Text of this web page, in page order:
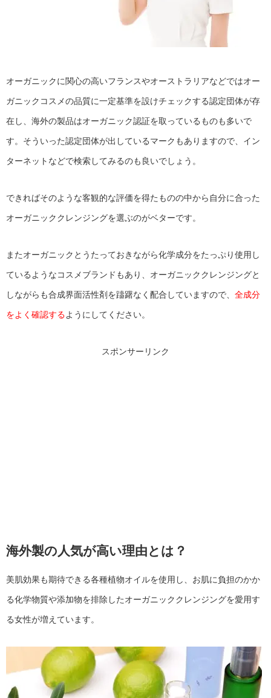
オーガニックに関心の高いフランスやオーストラリアなどではオー
ガニックコスメの品質に一定基準を設けチェックする認定団体が存
在し、海外の製品はオーガニック認証を取っているものも多いで
す。そういった認定団体が出しているマークもありますので、イン
ターネットなどで検索してみるのも良いでしょう。
できればそのような客観的な評価を得たものの中から自分に合った
オーガニッククレンジングを選ぶのがベターです。
またオーガニックとうたっておきながら化学成分をたっぷり使用し
ているようなコスメブランドもあり、オーガニッククレンジングと
しながらも合成界面活性剤を躊躇なく配合していますので、 全成分
をよく確認するようにしてください。
スポンサーリンク
海外製の人気が高い理由とは？
美肌効果も期待できる各種植物オイルを使用し、お肌に負担のかか
る化学物質や添加物を排除したオーガニッククレンジングを愛用す
る女性が増えています。